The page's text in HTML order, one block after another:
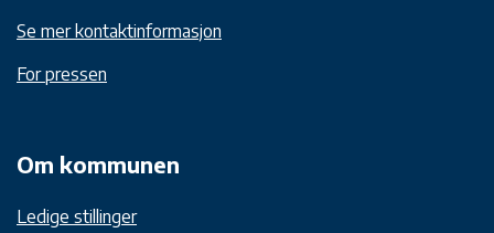
Se mer kontaktinformasjon
For pressen
Om kommunen
Ledige stillinger